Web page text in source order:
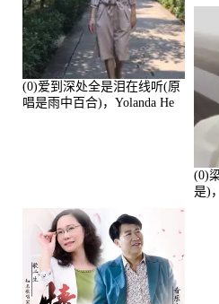
(0)爱到深处全是泪在线听(原
唱是雨中百合)，Yolanda He
播
(0)
是)